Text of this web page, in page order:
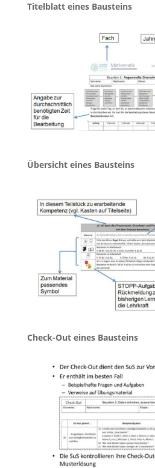
Titelblatt eines Bausteins
Übersicht eines Bausteins
Check-Out eines Bausteins